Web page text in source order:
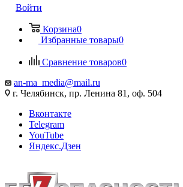
Войти
Корзина0
Избранные товары0
Сравнение товаров0
an-ma_media@mail.ru
г. Челябинск, пр. Ленина 81, оф. 504
Вконтакте
Telegram
YouTube
Яндекс.Дзен